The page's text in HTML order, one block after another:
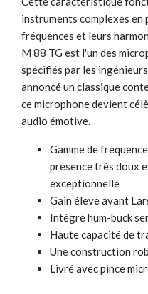
instruments complexes en
fréquences et leurs
M 88 TG est l'un des
spécifiés par les
annoncé un classique
ce microphone devient
audio émotive.
Gamme de
présence très doux
exceptionnelle
Gain élevé avant
Intégré hum-buck
Haute capacité de
Une construction
Livré avec pince